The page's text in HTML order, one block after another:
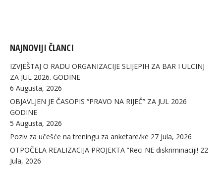
NAJNOVIJI ČLANCI
IZVJEŠTAJ O RADU ORGANIZACIJE SLIJEPIH ZA BAR I ULCINJ
ZA JUL 2026. GODINE
6 Augusta, 2026
OBJAVLJEN JE ČASOPIS “PRAVO NA RIJEČ” ZA JUL 2026
GODINE
5 Augusta, 2026
Poziv za učešće na treningu za anketare/ke 27 Jula, 2026
OTPOČELA REALIZACIJA PROJEKTA ”Reci NE diskriminaciji! 22
Jula, 2026